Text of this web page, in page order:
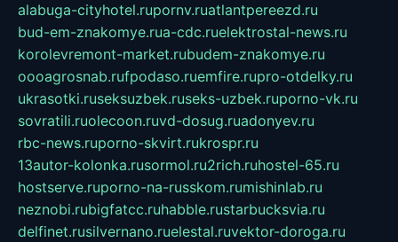
alabuga-cityhotel.rupornv.ruatlantpereezd.ru
bud-em-znakomye.rua-cdc.ruelektrostal-news.ru
korolevremont-market.rubudem-znakomye.ru
oooagrosnab.rufpodaso.ruemfire.rupro-otdelky.ru
ukrasotki.ruseksuzbek.ruseks-uzbek.ruporno-vk.ru
sovratili.ruolecoon.ruvd-dosug.ruadonyev.ru
rbc-news.ruporno-skvirt.rukrospr.ru
13autor-kolonka.rusormol.ru2rich.ruhostel-65.ru
hostserve.ruporno-na-russkom.rumishinlab.ru
neznobi.rubigfatcc.ruhabble.rustarbucksvia.ru
delfinet.rusilvernano.ruelestal.ruvektor-doroga.ru